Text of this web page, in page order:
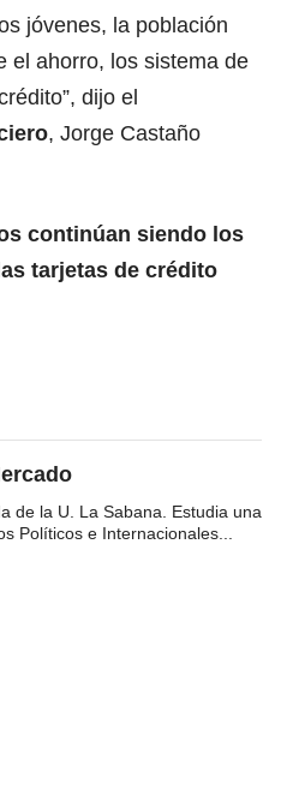
jóvenes, la población
el ahorro, los sistema de
dijo el
, Jorge Castaño
continúan siendo los
tarjetas de crédito
de la U. La Sabana. Estudia una
Políticos e Internacionales